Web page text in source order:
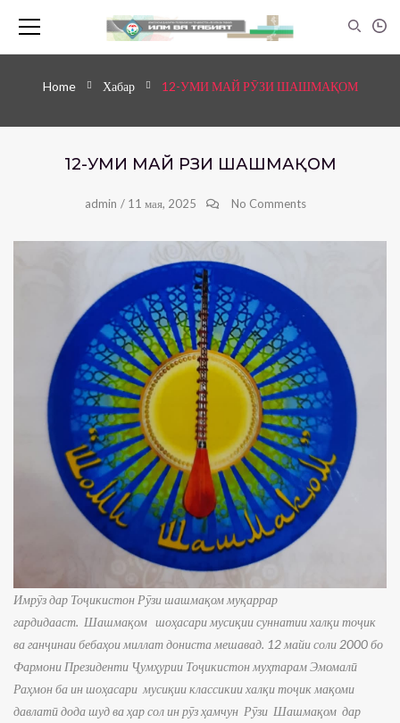
Home Хабар 12-УМИ МАЙ РӮЗИ ШАШМАҚОМ
12-УМИ МАЙ РӮЗИ ШАШМАҚОМ
admin / 11 мая, 2025 No Comments
Имрӯз дар Тоҷикистон Рӯзи шашмақом муқаррар
гардидааст. Шашмақом шоҳасари мусиқии суннатии халқи тоҷик
ва ганҷинаи бебаҳои миллат дониста мешавад. 12 майи соли 2000 бо
Фармони Президенти Ҷумҳурии Тоҷикистон муҳтарам Эмомалӣ
Раҳмон ба ин шоҳасари мусиқии классикии халқи тоҷик мақоми
давлатӣ дода шуд ва ҳар сол ин рӯз ҳамчун Рӯзи Шашмақом дар